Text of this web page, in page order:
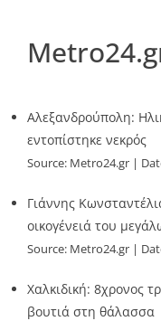
Αλεξανδρούπολη:
εντοπίστηκε νεκρός
Source: Metro24.gr
Γιάννης
οικογένειά του
Source: Metro24.gr
Χαλκιδική: 8χρονος
βουτιά στη θάλασσα